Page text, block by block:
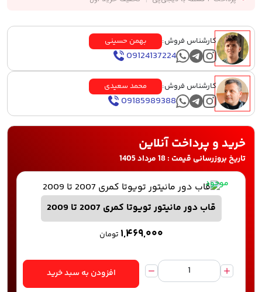
کارشناس فروش: بهمن حسینی
09124137224
کارشناس فروش: محمد سعیدی
09185989388
خرید و پرداخت آنلاین
تاریخ بروزرسانی قیمت : 18 مرداد 1405
موجود
قاب دور مانیتور تویوتا کمری 2007 تا 2009
۱,۴۶۹,۰۰۰ تومان
افزودن به سبد خرید